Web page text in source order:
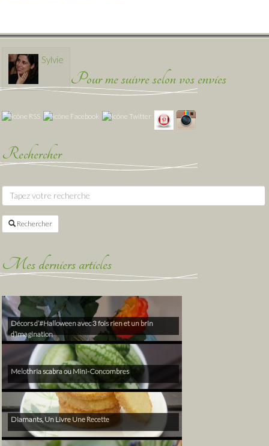
Sylvie
Pour me suivre selon vos envies
Rechercher
Rechercher
Mes derniers articles
Décors d’#Halloween avec 3 fois rien et un brin
d’imagination
Melothria scabra ou Mini-Concombres
Diamants, Un Livre Une Recette